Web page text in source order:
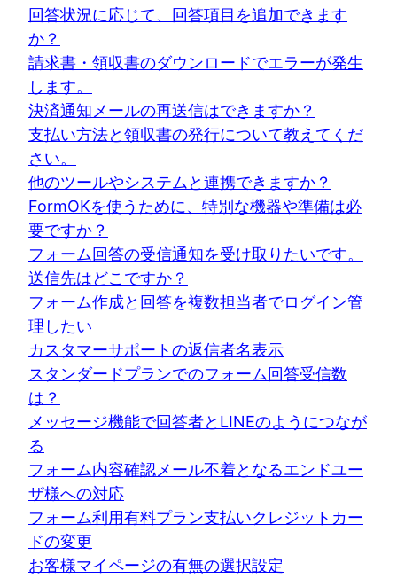
回答状況に応じて、回答項目を追加できます
か？
請求書・領収書のダウンロードでエラーが発生
します。
決済通知メールの再送信はできますか？
支払い方法と領収書の発行について教えてくだ
さい。
他のツールやシステムと連携できますか？
FormOKを使うために、特別な機器や準備は必
要ですか？
フォーム回答の受信通知を受け取りたいです。
送信先はどこですか？
フォーム作成と回答を複数担当者でログイン管
理したい
カスタマーサポートの返信者名表示
スタンダードプランでのフォーム回答受信数
は？
メッセージ機能で回答者とLINEのようにつなが
る
フォーム内容確認メール不着となるエンドユー
ザ様への対応
フォーム利用有料プラン支払いクレジットカー
ドの変更
お客様マイページの有無の選択設定